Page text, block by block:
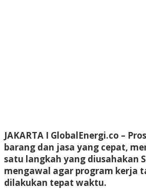
JAKARTA I GlobalEnergi.co –
barang dan jasa yang cepat,
satu langkah yang diusahakan
mengawal agar program kerja
dilakukan tepat waktu.